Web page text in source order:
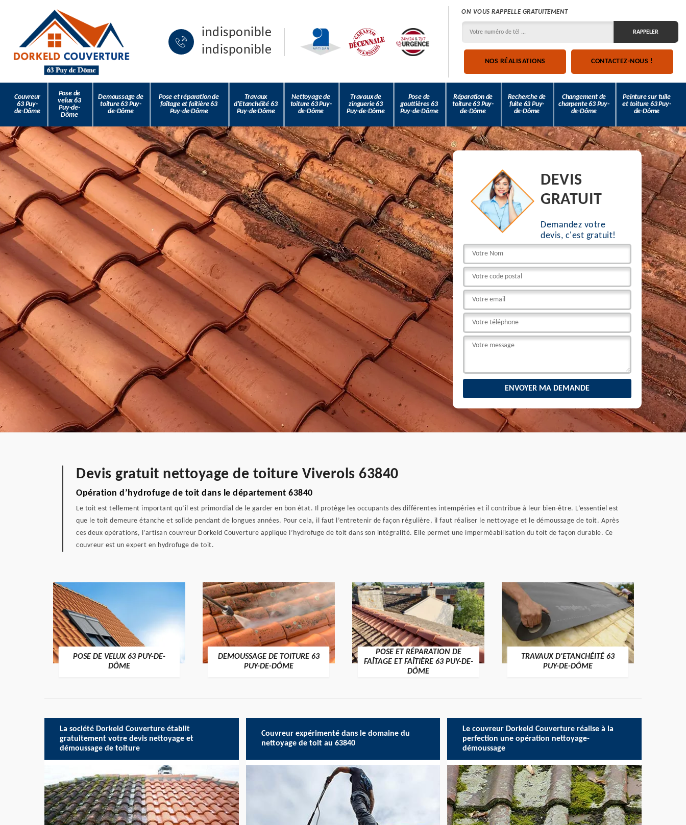
indisponible
indisponible
ON VOUS RAPPELLE GRATUITEMENT
NOS RÉALISATIONS CONTACTEZ-NOUS !
Couvreur
63 Puy-
de-Dôme
Pose de
velux 63
Puy-de-
Dôme
Demoussage de
toiture 63 Puy-
de-Dôme
Pose et réparation de
faîtage et faîtière 63
Puy-de-Dôme
Travaux
d'Etanchéité 63
Puy-de-Dôme
Nettoyage de
toiture 63 Puy-
de-Dôme
Travaux de
zinguerie 63
Puy-de-Dôme
Pose de
gouttières 63
Puy-de-Dôme
Réparation de
toiture 63 Puy-
de-Dôme
Recherche de
fuite 63 Puy-
de-Dôme
Changement de
charpente 63 Puy-
de-Dôme
Peinture sur tuile
et toiture 63 Puy-
de-Dôme
DEVIS
GRATUIT
Demandez votre
devis, c'est gratuit!
Devis gratuit nettoyage de toiture Viverols 63840
Opération d’hydrofuge de toit dans le département 63840
Le toit est tellement important qu’il est primordial de le garder en bon état. Il protège les occupants des différentes intempéries et il contribue à leur bien-être. L’essentiel est
que le toit demeure étanche et solide pendant de longues années. Pour cela, il faut l’entretenir de façon régulière, il faut réaliser le nettoyage et le démoussage de toit. Après
ces deux opérations, l’artisan couvreur Dorkeld Couverture applique l’hydrofuge de toit dans son intégralité. Elle permet une imperméabilisation du toit de façon durable. Ce
couvreur est un expert en hydrofuge de toit.
POSE DE VELUX 63 PUY-DE-
DÔME
DEMOUSSAGE DE TOITURE 63
PUY-DE-DÔME
POSE ET RÉPARATION DE
FAÎTAGE ET FAÎTIÈRE 63 PUY-DE-
DÔME
TRAVAUX D'ETANCHÉITÉ 63
PUY-DE-DÔME
La société Dorkeld Couverture établit
gratuitement votre devis nettoyage et
démoussage de toiture
Couvreur expérimenté dans le domaine du
nettoyage de toit au 63840
Le couvreur Dorkeld Couverture réalise à la
perfection une opération nettoyage-
démoussage